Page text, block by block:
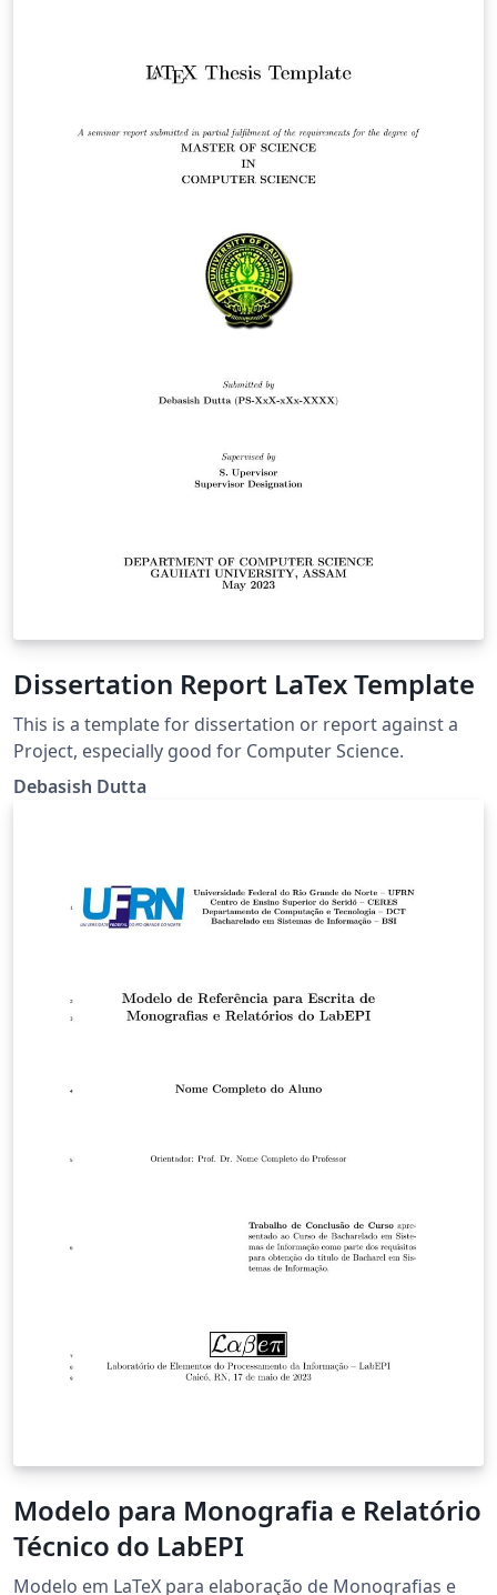
Dissertation Report LaTex Template
This is a template for dissertation or report against a
Project, especially good for Computer Science.
Debasish Dutta
Modelo para Monografia e Relatório
Técnico do LabEPI
Modelo em LaTeX para elaboração de Monografias e